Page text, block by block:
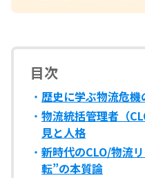
目次
歴史に学ぶ物流危
物流統括管理者（
見と人格
新時代のCLO/物流
転”の本質論